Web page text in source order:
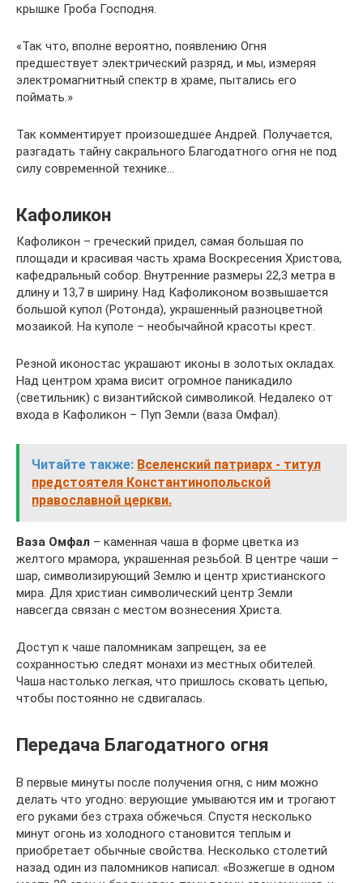
крышке Гроба Господня.
«Так что, вполне вероятно, появлению Огня
предшествует электрический разряд, и мы, измеряя
электромагнитный спектр в храме, пытались его
поймать.»
Так комментирует произошедшее Андрей. Получается,
разгадать тайну сакрального Благодатного огня не под
силу современной технике…
Кафоликон
Кафоликон – греческий придел, самая большая по
площади и красивая часть храма Воскресения Христова,
кафедральный собор. Внутренние размеры 22,3 метра в
длину и 13,7 в ширину. Над Кафоликоном возвышается
большой купол (Ротонда), украшенный разноцветной
мозаикой. На куполе – необычайной красоты крест.
Резной иконостас украшают иконы в золотых окладах.
Над центром храма висит огромное паникадило
(светильник) с византийской символикой. Недалеко от
входа в Кафоликон – Пуп Земли (ваза Омфал).
Читайте также: Вселенский патриарх - титул
предстоятеля Константинопольской
православной церкви.
Ваза Омфал – каменная чаша в форме цветка из
желтого мрамора, украшенная резьбой. В центре чаши –
шар, символизирующий Землю и центр христианского
мира. Для христиан символический центр Земли
навсегда связан с местом вознесения Христа.
Доступ к чаше паломникам запрещен, за ее
сохранностью следят монахи из местных обителей.
Чаша настолько легкая, что пришлось сковать цепью,
чтобы постоянно не сдвигалась.
Передача Благодатного огня
В первые минуты после получения огня, с ним можно
делать что угодно: верующие умываются им и трогают
его руками без страха обжечься. Спустя несколько
минут огонь из холодного становится теплым и
приобретает обычные свойства. Несколько столетий
назад один из паломников написал: «Возжегше в одном